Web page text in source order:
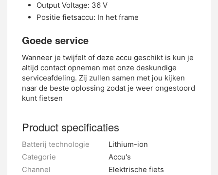
Output Voltage: 36 V
Positie fietsaccu: In het frame
Goede service
Wanneer je twijfelt of deze accu geschikt is kun je
altijd contact opnemen met onze deskundige
serviceafdeling. Zij zullen samen met jou kijken
naar de beste oplossing zodat je weer ongestoord
kunt fietsen
Product specificaties
Batterij technologie
Lithium-ion
Categorie
Accu's
Channel
Elektrische fiets